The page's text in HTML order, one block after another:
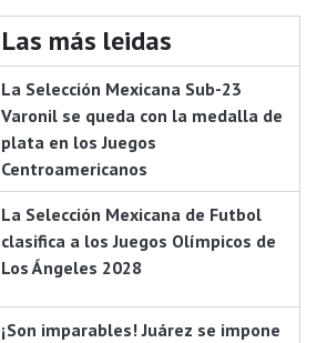
Las más leidas
La Selección Mexicana Sub-23
Varonil se queda con la medalla de
plata en los Juegos
Centroamericanos
La Selección Mexicana de Futbol
clasifica a los Juegos Olímpicos de
Los Ángeles 2028
¡Son imparables! Juárez se impone